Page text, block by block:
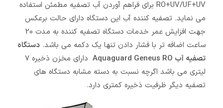
RO+UV/UF+UV برای فراهم آوردن آب تصفیه مطمئن استفاده
می نماید. تصفیه کننده آب این دستگاه دارای حالت برعکس
جهت افزایش عمر خدمات دستگاه تصفیه کننده به مدت 20
ساعت اضافه تر با فشار دادن تنها یک دکمه می باشد. دستگاه
تصفیه آب Aquaguard Geneus RO
دارای مخزن ذخیره 7
لیتری می باشد اگرچه نسبت به دسته مشابه دستگاه های
تصفیه دیگر ظرفیت ذخیره کمتری دارد.